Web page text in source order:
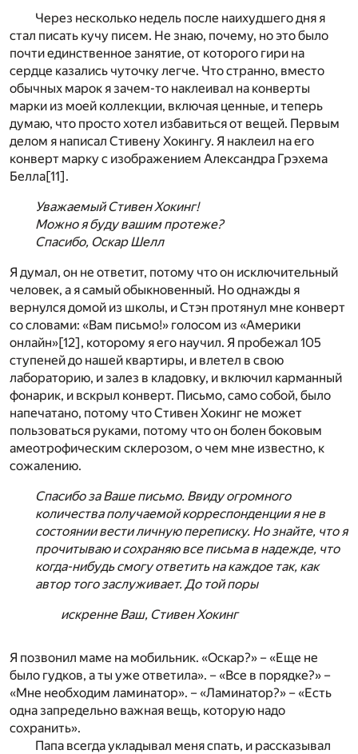
Через несколько недель после наихудшего дня я
стал писать кучу писем. Не знаю, почему, но это было
почти единственное занятие, от которого гири на
сердце казались чуточку легче. Что странно, вместо
обычных марок я зачем-то наклеивал на конверты
марки из моей коллекции, включая ценные, и теперь
думаю, что просто хотел избавиться от вещей. Первым
делом я написал Стивену Хокингу. Я наклеил на его
конверт марку с изображением Александра Грэхема
Белла[11] .
Уважаемый Стивен Хокинг!
Можно я буду вашим протеже?
Спасибо, Оскар Шелл
Я думал, он не ответит, потому что он исключительный
человек, а я самый обыкновенный. Но однажды я
вернулся домой из школы, и Стэн протянул мне конверт
со словами: «Вам письмо!» голосом из «Америки
онлайн»[12] , которому я его научил. Я пробежал 105
ступеней до нашей квартиры, и влетел в свою
лабораторию, и залез в кладовку, и включил карманный
фонарик, и вскрыл конверт. Письмо, само собой, было
напечатано, потому что Стивен Хокинг не может
пользоваться руками, потому что он болен боковым
амеотрофическим склерозом, о чем мне известно, к
сожалению.
Спасибо за Ваше письмо. Ввиду огромного
количества получаемой корреспонденции я не в
состоянии вести личную переписку. Но знайте, что я
прочитываю и сохраняю все письма в надежде, что
когда-нибудь смогу ответить на каждое так, как
автор того заслуживает. До той поры
искренне Ваш, Стивен Хокинг
Я позвонил маме на мобильник. «Оскар?» – «Еще не
было гудков, а ты уже ответила». – «Все в порядке?» –
«Мне необходим ламинатор». – «Ламинатор?» – «Есть
одна запредельно важная вещь, которую надо
сохранить».
Папа всегда укладывал меня спать, и рассказывал